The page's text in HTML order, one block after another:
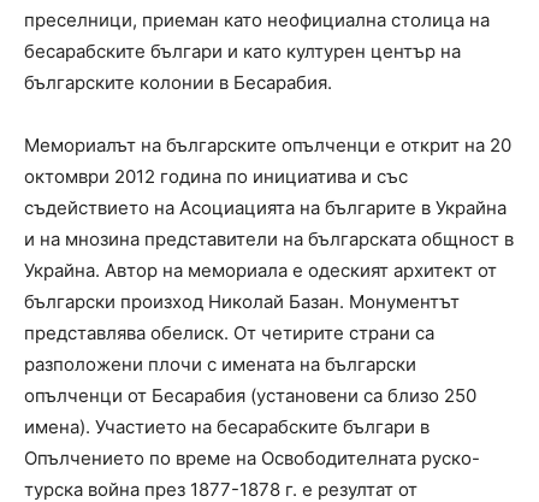
преселници, приеман като неофициална столица на
бесарабските българи и като културен център на
българските колонии в Бесарабия.
Мемориалът на българските опълченци е открит на 20
октомври 2012 година по инициатива и със
съдействието на Асоциацията на българите в Украйна
и на мнозина представители на българската общност в
Украйна. Автор на мемориала е одеският архитект от
български произход Николай Базан. Монументът
представлява обелиск. От четирите страни са
разположени плочи с имената на български
опълченци от Бесарабия (установени са близо 250
имена). Участието на бесарабските българи в
Опълчението по време на Освободителната руско-
турска война през 1877-1878 г. е резултат от